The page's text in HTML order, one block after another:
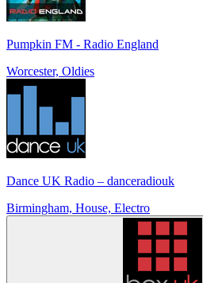
Pumpkin FM - Radio England
Worcester, Oldies
Dance UK Radio – danceradiouk
Birmingham, House, Electro